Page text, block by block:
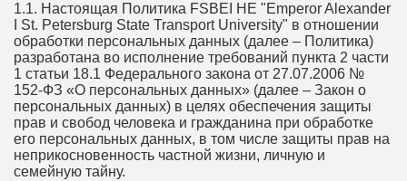
1.1. Настоящая Политика FSBEI HE "Emperor Alexander
I St. Petersburg State Transport University" в отношении
обработки персональных данных (далее – Политика)
разработана во исполнение требований пункта 2 части
1 статьи 18.1 Федерального закона от 27.07.2006 №
152-ФЗ «О персональных данных» (далее – Закон о
персональных данных) в целях обеспечения защиты
прав и свобод человека и гражданина при обработке
его персональных данных, в том числе защиты прав на
неприкосновенность частной жизни, личную и
семейную тайну.